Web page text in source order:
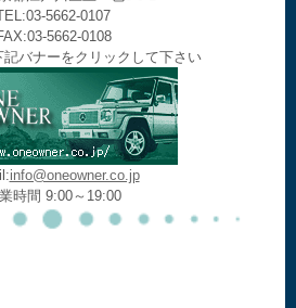
5662-0107
5662-0108
バナーをクリックして下さい
info@oneowner.co.jp
時間 9:00～19:00